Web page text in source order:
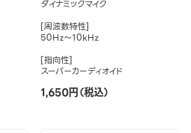
ダイナミックマイク
[周波数特性]
50Hz～10kHz
[指向性]
スーパーカーディオイド
1,650円（税込）